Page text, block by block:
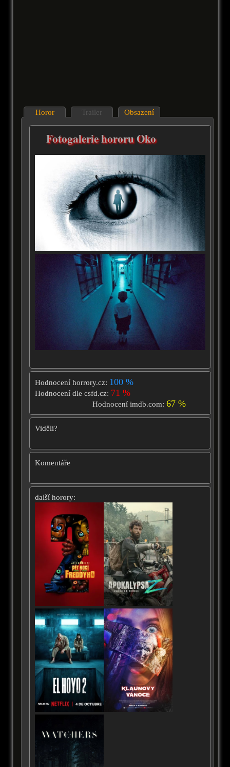
Horor Trailer Obsazení
Fotogalerie hororu Oko
Hodnocení horrory.cz: 100 %
Hodnocení dle csfd.cz: 71 %
Hodnocení imdb.com:67 %
Viděli?
Komentáře
další horory: